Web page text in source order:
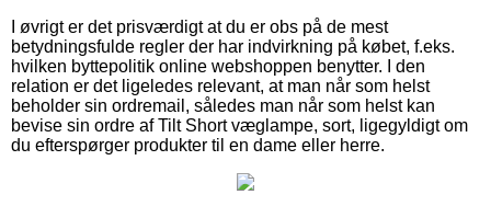
I øvrigt er det prisværdigt at du er obs på de mest
betydningsfulde regler der har indvirkning på købet, f.eks.
hvilken byttepolitik online webshoppen benytter. I den
relation er det ligeledes relevant, at man når som helst
beholder sin ordremail, således man når som helst kan
bevise sin ordre af Tilt Short væglampe, sort, ligegyldigt om
du efterspørger produkter til en dame eller herre.